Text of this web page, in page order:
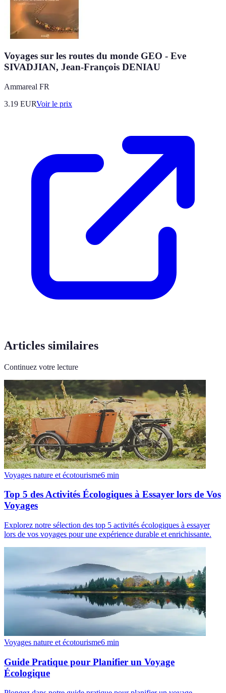
Voyages sur les routes du monde GEO - Eve
SIVADJIAN, Jean-François DENIAU
Ammareal FR
3.19 EURVoir le prix
Articles similaires
Continuez votre lecture
Voyages nature et écotourisme6 min
Top 5 des Activités Écologiques à Essayer lors de Vos
Voyages
Explorez notre sélection des top 5 activités écologiques à essayer
lors de vos voyages pour une expérience durable et enrichissante.
Voyages nature et écotourisme6 min
Guide Pratique pour Planifier un Voyage
Écologique